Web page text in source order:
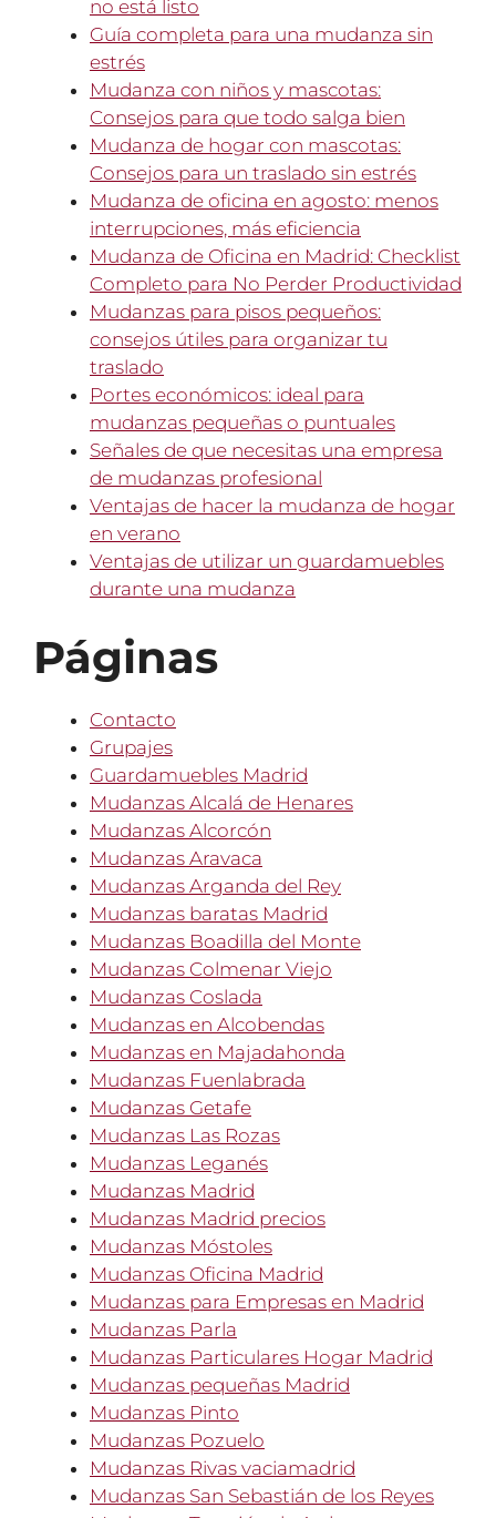
no está listo
Guía completa para una mudanza sin
estrés
Mudanza con niños y mascotas:
Consejos para que todo salga bien
Mudanza de hogar con mascotas:
Consejos para un traslado sin estrés
Mudanza de oficina en agosto: menos
interrupciones, más eficiencia
Mudanza de Oficina en Madrid: Checklist
Completo para No Perder Productividad
Mudanzas para pisos pequeños:
consejos útiles para organizar tu
traslado
Portes económicos: ideal para
mudanzas pequeñas o puntuales
Señales de que necesitas una empresa
de mudanzas profesional
Ventajas de hacer la mudanza de hogar
en verano
Ventajas de utilizar un guardamuebles
durante una mudanza
Páginas
Contacto
Grupajes
Guardamuebles Madrid
Mudanzas Alcalá de Henares
Mudanzas Alcorcón
Mudanzas Aravaca
Mudanzas Arganda del Rey
Mudanzas baratas Madrid
Mudanzas Boadilla del Monte
Mudanzas Colmenar Viejo
Mudanzas Coslada
Mudanzas en Alcobendas
Mudanzas en Majadahonda
Mudanzas Fuenlabrada
Mudanzas Getafe
Mudanzas Las Rozas
Mudanzas Leganés
Mudanzas Madrid
Mudanzas Madrid precios
Mudanzas Móstoles
Mudanzas Oficina Madrid
Mudanzas para Empresas en Madrid
Mudanzas Parla
Mudanzas Particulares Hogar Madrid
Mudanzas pequeñas Madrid
Mudanzas Pinto
Mudanzas Pozuelo
Mudanzas Rivas vaciamadrid
Mudanzas San Sebastián de los Reyes